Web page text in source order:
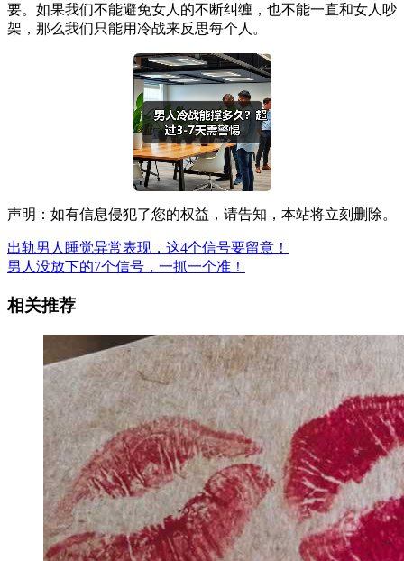
要。如果我们不能避免女人的不断纠缠，也不能一直和女人吵
架，那么我们只能用冷战来反思每个人。
声明：如有信息侵犯了您的权益，请告知，本站将立刻删除。
出轨男人睡觉异常表现，这4个信号要留意！
男人没放下的7个信号，一抓一个准！
相关推荐